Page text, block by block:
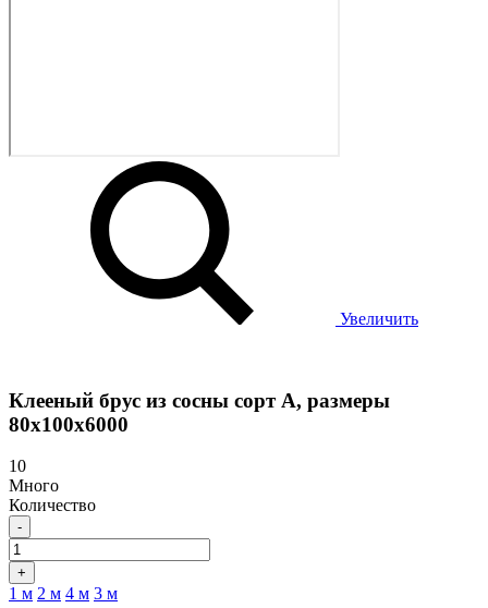
Увеличить
Клееный брус из сосны сорт А, размеры
80х100х6000
10
Много
Количество
-
+
1 м 2 м 4 м 3 м